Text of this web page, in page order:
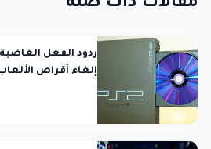
مقالات ذات صلة
إلغاء أقراص